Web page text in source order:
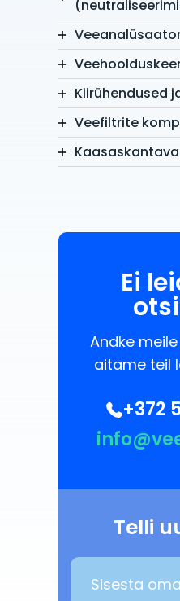
Kiirühendused
Veefiltrite
Ei
Andke
aitame teil
+372
Telli